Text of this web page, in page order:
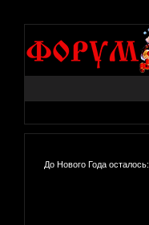
До Нового Года осталось: